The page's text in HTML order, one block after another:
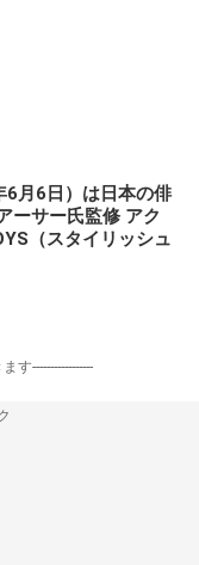
月6日）は日本の俳
ーサー氏監修 アク
（スタイリッシュ
す-----------------